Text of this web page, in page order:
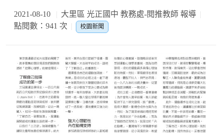
2021-08-10
大里區 光正國中 教務處-閱推教師 報導
點閱數：941 次
校園新聞